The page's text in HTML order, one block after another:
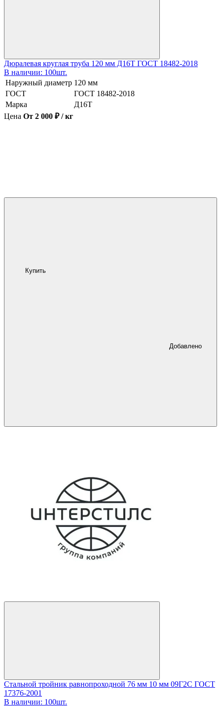
Дюралевая круглая труба 120 мм Д16Т ГОСТ 18482-2018
В наличии: 100шт.
Наружный диаметр 120 мм
ГОСТ
ГОСТ 18482-2018
Марка
Д16Т
Цена От 2 000 ₽ / кг
Купить
Добавлено
Стальной тройник равнопроходной 76 мм 10 мм 09Г2С ГОСТ
17376-2001
В наличии: 100шт.